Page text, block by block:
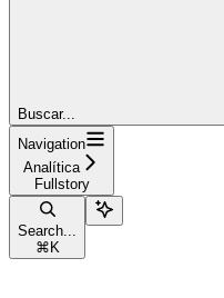
Buscar...
Navigation
Analítica
Fullstory
Search...
⌘ K